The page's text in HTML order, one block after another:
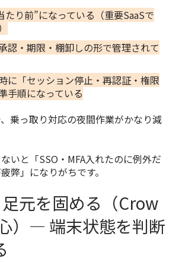
たり前”になっている（重要SaaSで
認・期限・棚卸しの形で管理されて
に「セッション停止・再認証・権限
手順になっている
乗っ取り対応の夜間作業がかなり減
いと「SSO・MFA入れたのに例外だ
弊」になりがちです。
元を固める（Crow
）— 端末状態を判断